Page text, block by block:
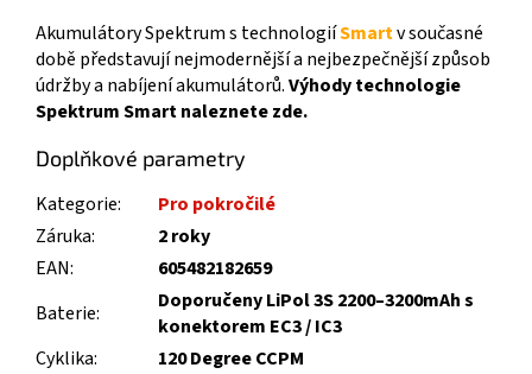
Akumulátory Spektrum s technologiíSmartv současné
době představují nejmodernější a nejbezpečnější způsob
údržby a nabíjení akumulátorů.Výhody technologie
Spektrum Smart naleznete zde.
Doplňkové parametry
Kategorie:
Pro pokročilé
Záruka:
2 roky
EAN:
605482182659
Baterie:
Doporučeny LiPol 3S 2200–3200mAh s
konektorem EC3 / IC3
Cyklika:
120 Degree CCPM